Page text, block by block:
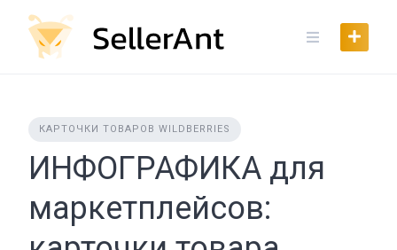
content
КАРТОЧКИ ТОВАРОВ WILDBERRIES
ИНФОГРАФИКА для
маркетплейсов: